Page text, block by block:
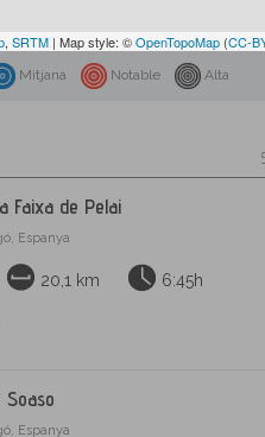
, SRTM | Map style: ©OpenTopoMap (CC-
Mitjana Notable Alta
Faixa de Pelai
Espanya
20,1 km 6:45h
Soaso
Espanya